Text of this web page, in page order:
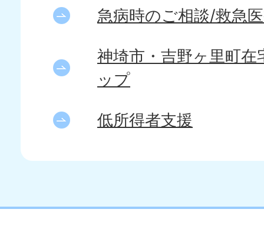
急病時のご相談/救急
神埼市・吉野ヶ里町在
ップ
低所得者支援